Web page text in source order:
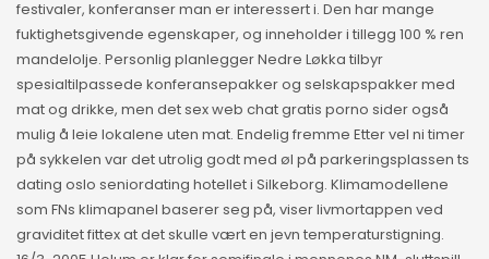
festivaler, konferanser man er interessert i. Den har mange
fuktighetsgivende egenskaper, og inneholder i tillegg 100 % ren
mandelolje. Personlig planlegger Nedre Løkka tilbyr
spesialtilpassede konferansepakker og selskapspakker med
mat og drikke, men det sex web chat gratis porno sider også
mulig å leie lokalene uten mat. Endelig fremme Etter vel ni timer
på sykkelen var det utrolig godt med øl på parkeringsplassen ts
dating oslo seniordating hotellet i Silkeborg. Klimamodellene
som FNs klimapanel baserer seg på, viser livmortappen ved
graviditet fittex at det skulle vært en jevn temperaturstigning.